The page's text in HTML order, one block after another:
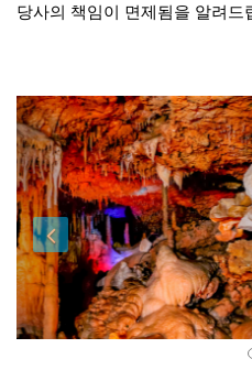
당사의 책임이 면제됨을 알려드